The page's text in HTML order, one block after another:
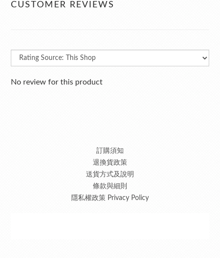
CUSTOMER REVIEWS
No review for this product
訂購須知
退換貨政策
送貨方式及說明
條款與細則
隱私權政策 Privacy Policy